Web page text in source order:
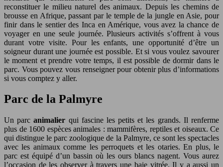
reconstituer le milieu naturel des animaux. Depuis les chemins de
brousse en Afrique, passant par le temple de la jungle en Asie, pour
finir dans le sentier des Inca en Amérique, vous avez la chance de
voyager en une seule journée. Plusieurs activités s’offrent à vous
durant votre visite. Pour les enfants, une opportunité d’être un
soigneur durant une journée est possible. Et si vous voulez savourer
le moment et prendre votre temps, il est possible de dormir dans le
parc. Vous pouvez vous renseigner pour obtenir plus d’informations
si vous comptez y aller.
Parc de la Palmyre
Un parcanimalier qui fascine les petits et les grands. Il renferme
plus de 1600 espèces animales : mammifères, reptiles et oiseaux. Ce
qui distingue le parc zoologique de la Palmyre, ce sont les spectacles
avec les animaux comme les perroquets et les otaries. En plus, le
parc est équipé d’un bassin où les ours blancs nagent. Vous aurez
l’occasion de les observer à travers une baie vitrée. Il y a aussi un